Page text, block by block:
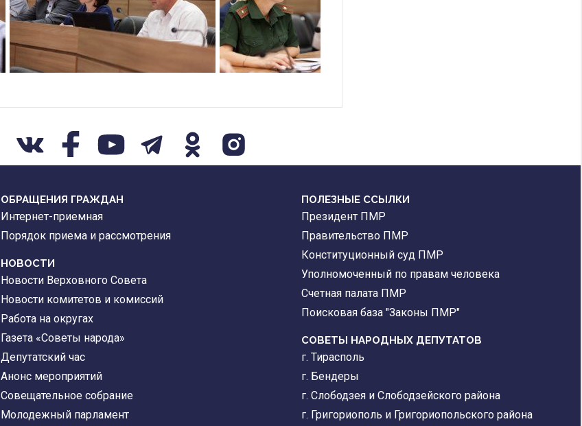
ОБРАЩЕНИЯ ГРАЖДАН
Интернет-приемная
Порядок приема и рассмотрения
НОВОСТИ
Новости Верховного Совета
Новости комитетов и комиссий
Работа на округах
Газета «Советы народа»
Депутатский час
Анонс мероприятий
Совещательное собрание
Молодежный парламент
ПОЛЕЗНЫЕ ССЫЛКИ
Президент ПМР
Правительство ПМР
Конституционный суд ПМР
Уполномоченный по правам человека
Счетная палата ПМР
Поисковая база "Законы ПМР"
СОВЕТЫ НАРОДНЫХ ДЕПУТАТОВ
г. Тирасполь
г. Бендеры
г. Слободзея и Слободзейского района
г. Григориополь и Григориопольского района